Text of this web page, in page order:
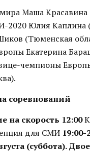
Маша
2020 Юлия Каплина
(Тюменская
Екатерина
чемпионы
соревнований
на скорость 12:00
для СМИ 19:00-
(суббота).